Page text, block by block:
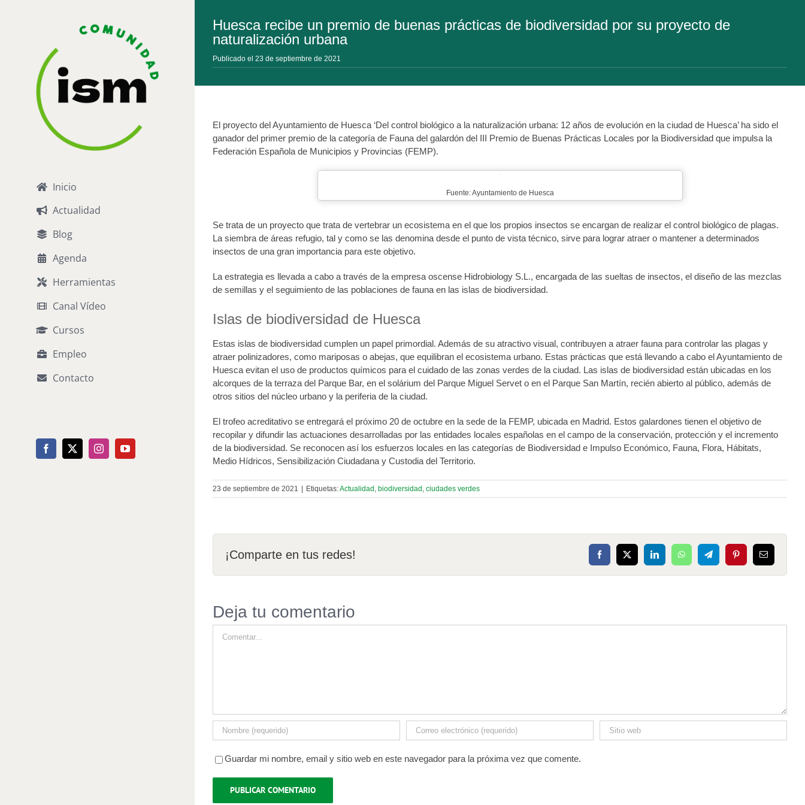
Inicio
Actualidad
Blog
Agenda
Herramientas
Canal Vídeo
Cursos
Empleo
Contacto
Facebook
X InstagramYouTube
Huesca recibe un premio de buenas prácticas de biodiversidad por su proyecto de
naturalización urbana
Publicado el 23 de septiembre de 2021
El proyecto del Ayuntamiento de Huesca ‘Del control biológico a la naturalización urbana: 12 años de evolución en la ciudad de Huesca’ ha sido el
ganador del primer premio de la categoría de Fauna del galardón del III Premio de Buenas Prácticas Locales por la Biodiversidad que impulsa la
Federación Española de Municipios y Provincias (FEMP).
Fuente: Ayuntamiento de Huesca
Se trata de un proyecto que trata de vertebrar un ecosistema en el que los propios insectos se encargan de realizar el control biológico de plagas.
La siembra de áreas refugio, tal y como se las denomina desde el punto de vista técnico, sirve para lograr atraer o mantener a determinados
insectos de una gran importancia para este objetivo.
La estrategia es llevada a cabo a través de la empresa oscense Hidrobiology S.L., encargada de las sueltas de insectos, el diseño de las mezclas
de semillas y el seguimiento de las poblaciones de fauna en las islas de biodiversidad.
Islas de biodiversidad de Huesca
Estas islas de biodiversidad cumplen un papel primordial. Además de su atractivo visual, contribuyen a atraer fauna para controlar las plagas y
atraer polinizadores, como mariposas o abejas, que equilibran el ecosistema urbano. Estas prácticas que está llevando a cabo el Ayuntamiento de
Huesca evitan el uso de productos químicos para el cuidado de las zonas verdes de la ciudad. Las islas de biodiversidad están ubicadas en los
alcorques de la terraza del Parque Bar, en el solárium del Parque Miguel Servet o en el Parque San Martín, recién abierto al público, además de
otros sitios del núcleo urbano y la periferia de la ciudad.
El trofeo acreditativo se entregará el próximo 20 de octubre en la sede de la FEMP, ubicada en Madrid. Estos galardones tienen el objetivo de
recopilar y difundir las actuaciones desarrolladas por las entidades locales españolas en el campo de la conservación, protección y el incremento
de la biodiversidad. Se reconocen así los esfuerzos locales en las categorías de Biodiversidad e Impulso Económico, Fauna, Flora, Hábitats,
Medio Hídricos, Sensibilización Ciudadana y Custodia del Territorio.
23 de septiembre de 2021 Etiquetas:Actualidad , biodiversidad , ciudades verdes
¡Comparte en tus redes! Facebook
X LinkedInWhatsAppTelegramPinterestCorreo
electrónico
Deja tu comentario
Guardar mi nombre, email y sitio web en este navegador para la próxima vez que comente.